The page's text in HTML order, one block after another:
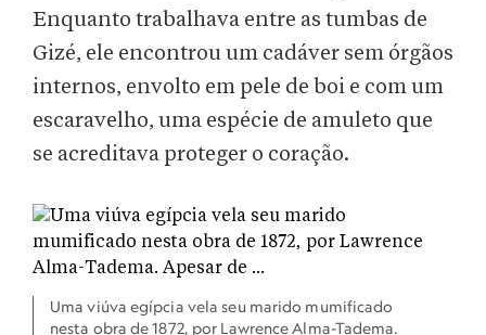
Enquanto trabalhava entre as tumbas de
Gizé, ele encontrou um cadáver sem órgãos
internos, envolto em pele de boi e com um
escaravelho, uma espécie de amuleto que
se acreditava proteger o coração.
Uma viúva egípcia vela seu marido mumificado
nesta obra de 1872, por Lawrence Alma-Tadema.